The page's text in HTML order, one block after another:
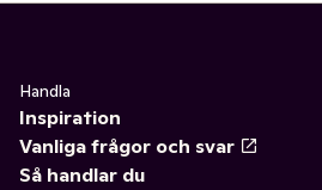
Handla
Inspiration
Vanliga frågor och svar
Så handlar du